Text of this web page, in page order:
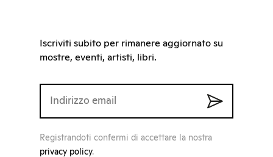
Iscriviti subito per rimanere aggiornato su
mostre, eventi, artisti, libri.
Registrandoti confermi di accettare la nostra
privacy policy.